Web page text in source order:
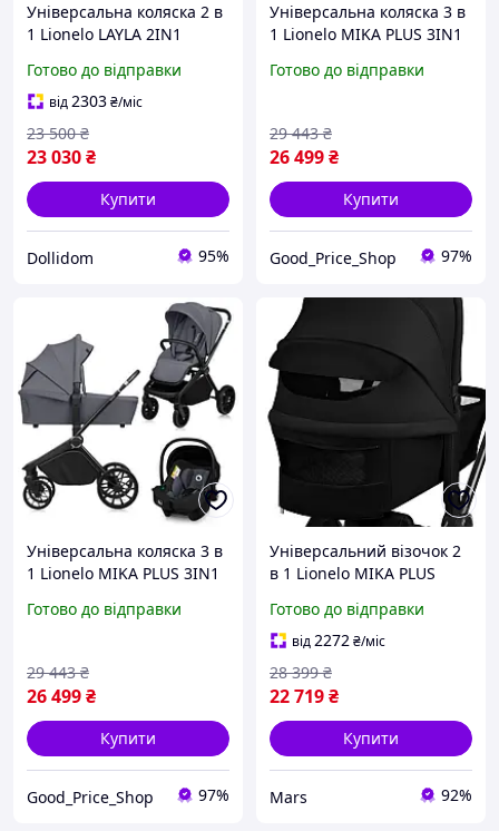
Універсальна коляска 2 в
1 Lionelo LAYLA 2IN1
Готово до відправки
від2303₴/міс
23 030₴
23 500 ₴
Купити
Dollidom 95%
Універсальна коляска 3 в
1 Lionelo MIKA PLUS 3IN1
Готово до відправки
26 499₴
29 443 ₴
Купити
Good_Price_Shop 97%
Універсальна коляска 3 в
1 Lionelo MIKA PLUS 3IN1
Готово до відправки
26 499₴
29 443 ₴
Купити
Good_Price_Shop 97%
Універсальний візочок 2
в 1 Lionelo MIKA PLUS
Готово до відправки
від2272₴/міс
22 719₴
28 399 ₴
Купити
Mars 92%